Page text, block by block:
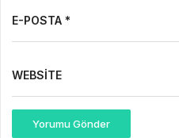
E-POSTA *
WEBSITE
Yorumu Gönder